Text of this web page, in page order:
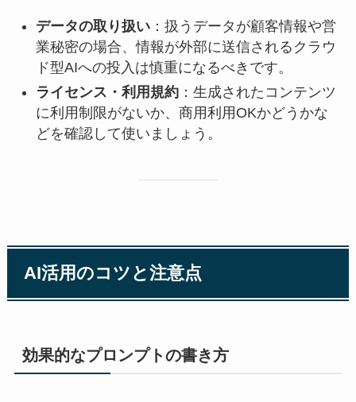
データの取り扱い：扱うデータが顧客情報や営
業秘密の場合、情報が外部に送信されるクラウ
ド型AIへの投入は慎重になるべきです。
ライセンス・利用規約：生成されたコンテンツ
に利用制限がないか、商用利用OKかどうかな
どを確認して使いましょう。
AI活用のコツと注意点
効果的なプロンプトの書き方